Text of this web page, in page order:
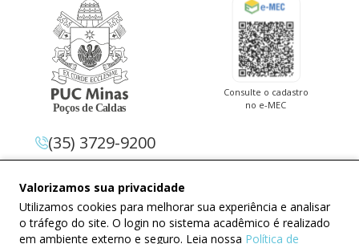
Valorizamos sua privacidade
Utilizamos cookies para melhorar sua experiência e analisar
o tráfego do site. O login no sistema acadêmico é realizado
em ambiente externo e seguro. Leia nossa Política de
Consulte o cadastro
no e-MEC
(35) 3729-9200
Jardim Country Club 37.714-620 –
Poços De Caldas – Minas Gerais